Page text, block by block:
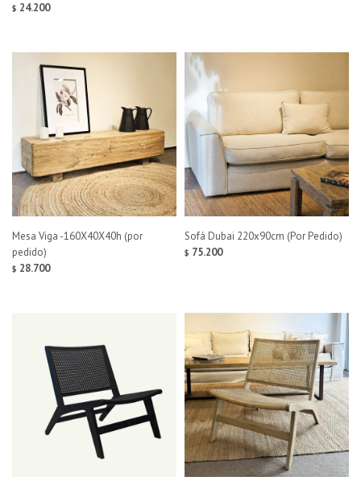
$ 24.200
Mesa Viga -160X40X40h (por
pedido)
$ 28.700
Sofá Dubai 220x90cm (Por Pedido)
$ 75.200